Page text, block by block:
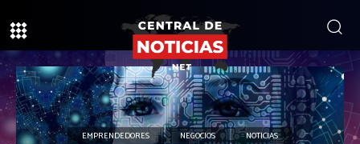
EMPRENDEDORES NEGOCIOS NOTICIAS